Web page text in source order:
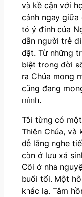
và kề cận với
cảnh ngay giữa
tỏ ý định của
dẫn người trẻ
đặt. Từ những
biệt trong đời
ra Chúa mong
cũng đang
mình.
Tôi từng có
Thiên Chúa, và
dễ lắng nghe
còn ở lưu xá
Côi ở nhà
buổi tối. Một
khác lạ. Tâm